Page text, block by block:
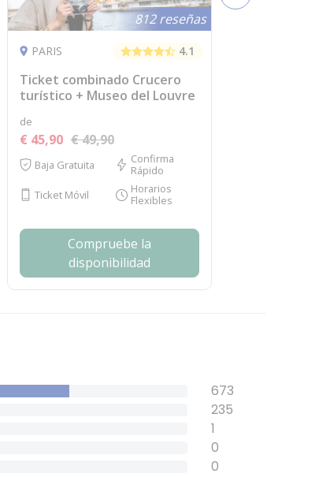
812 reseñas
PARIS 4.1
Ticket combinado Crucero
turístico + Museo del Louvre
€ 49,90
de
€ 45,90
Baja Gratuita
Confirma
Rápido
Ticket Móvil
Horarios
Flexibles
Compruebe la
disponibilidad
673
235
1
0
0